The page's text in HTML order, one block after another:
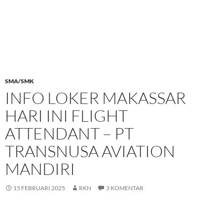
SMA/SMK
INFO LOKER MAKASSAR
HARI INI FLIGHT
ATTENDANT – PT
TRANSNUSA AVIATION
MANDIRI
15 FEBRUARI 2025 RKN 3 KOMENTAR